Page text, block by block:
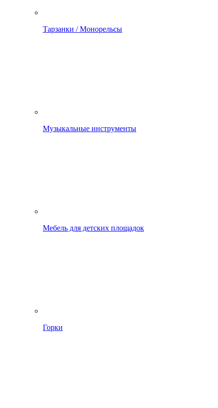
Тарзанки / Монорельсы
Музыкальные инструменты
Мебель для детских площадок
Горки